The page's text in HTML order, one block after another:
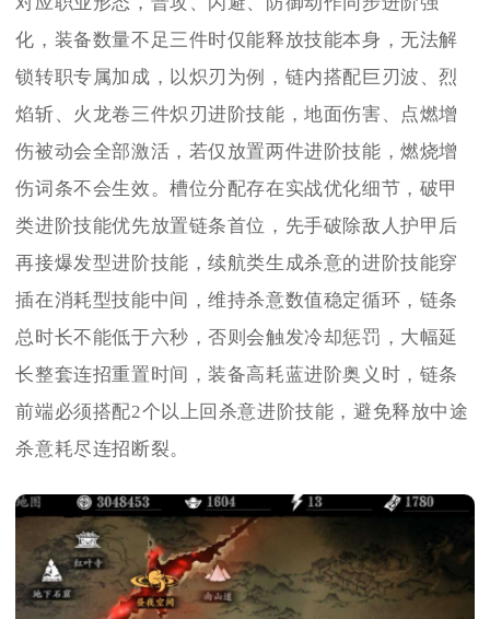
化，装备数量不足三件时仅能释放技能本身，无法解
锁转职专属加成，以炽刃为例，链内搭配巨刃波、烈
焰斩、火龙卷三件炽刃进阶技能，地面伤害、点燃增
伤被动会全部激活，若仅放置两件进阶技能，燃烧增
伤词条不会生效。槽位分配存在实战优化细节，破甲
类进阶技能优先放置链条首位，先手破除敌人护甲后
再接爆发型进阶技能，续航类生成杀意的进阶技能穿
插在消耗型技能中间，维持杀意数值稳定循环，链条
总时长不能低于六秒，否则会触发冷却惩罚，大幅延
长整套连招重置时间，装备高耗蓝进阶奥义时，链条
前端必须搭配2个以上回杀意进阶技能，避免释放中途
杀意耗尽连招断裂。